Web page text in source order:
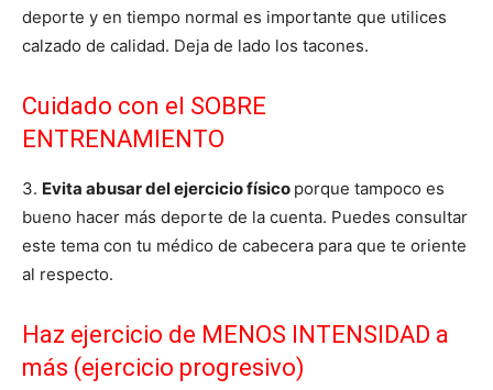
deporte y en tiempo normal es importante que utilices
calzado de calidad. Deja de lado los tacones.
Cuidado con el SOBRE
ENTRENAMIENTO
3. Evita abusar del ejercicio físico porque tampoco es
bueno hacer más deporte de la cuenta. Puedes consultar
este tema con tu médico de cabecera para que te oriente
al respecto.
Haz ejercicio de MENOS INTENSIDAD a
más (ejercicio progresivo)